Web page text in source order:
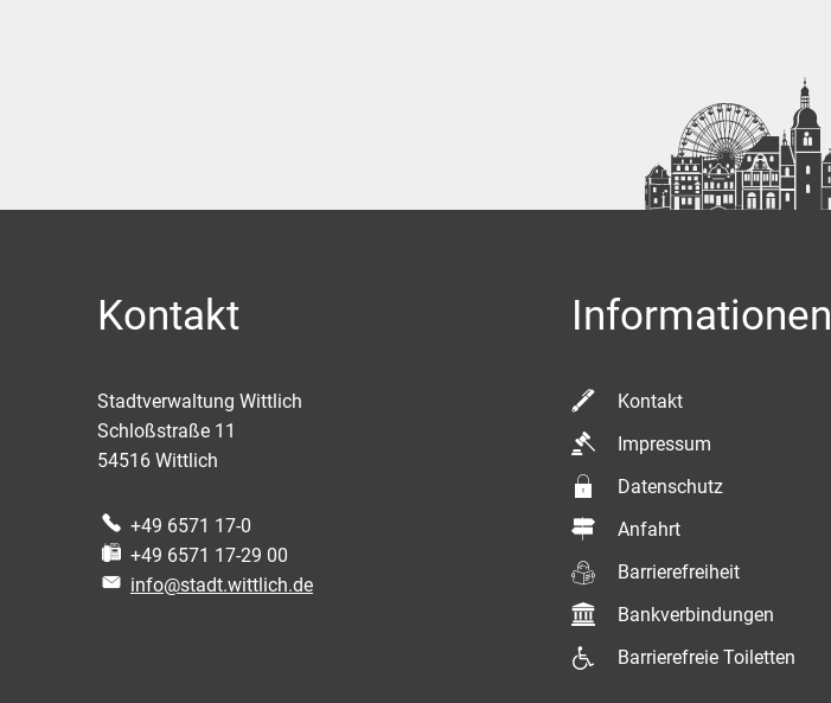
Kontakt
Stadtverwaltung Wittlich
Schloßstraße 11
54516 Wittlich
+49 6571 17-0
+49 6571 17-29 00
info@stadt.wittlich.de
Informationen
Kontakt
Impressum
Datenschutz
Anfahrt
Barrierefreiheit
Bankverbindungen
Barrierefreie Toiletten